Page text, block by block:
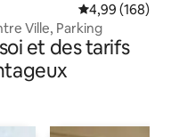
Évaluation
4,99 (168)
Ville, Parking
et des tarifs